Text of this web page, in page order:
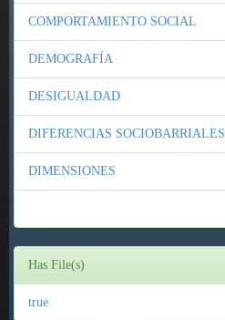
COMPORTAMIENTO SOCIAL
DEMOGRAFÍA
DESIGUALDAD
DIFERENCIAS SOCIOBARRIALES
DIMENSIONES
Has File(s)
true